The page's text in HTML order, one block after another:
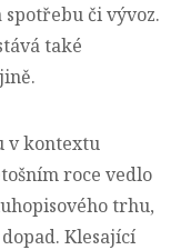
či vývoz.
také
v kontextu
roce vedlo
trhu,
Klesající